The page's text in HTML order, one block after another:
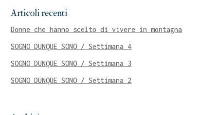
Articoli recenti
Donne che hanno scelto di vivere in montagna
SOGNO DUNQUE SONO / Settimana 4
SOGNO DUNQUE SONO / Settimana 3
SOGNO DUNQUE SONO / Settimana 2